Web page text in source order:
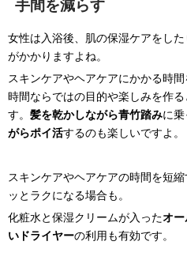
手間を減らす
女性は入浴後、肌の保湿ケアをし
がかかりますよね。
スキンケアやヘアケアにかかる時
時間ならではの目的や楽しみを作
す。 髪を乾かしながら青竹踏みに乗
がらポイ活するのも楽しいですよ。
スキンケアやヘアケアの時間を短
ッとラクになる場合も。
化粧水と保湿クリームが入ったオー
いドライヤーの利用も有効です。